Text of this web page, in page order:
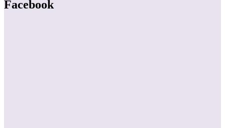
Facebook